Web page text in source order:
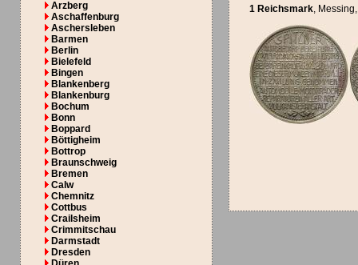
Arzberg
Aschaffenburg
Aschersleben
Barmen
Berlin
Bielefeld
Bingen
Blankenberg
Blankenburg
Bochum
Bonn
Boppard
Böttigheim
Bottrop
Braunschweig
Bremen
Calw
Chemnitz
Cottbus
Crailsheim
Crimmitschau
Darmstadt
Dresden
1 Reichsmark,